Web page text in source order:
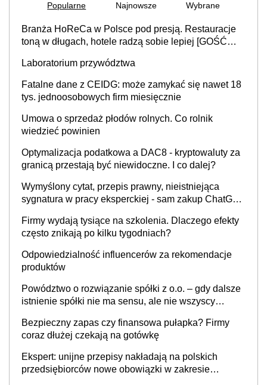
Popularne Najnowsze Wybrane
Branża HoReCa w Polsce pod presją. Restauracje
toną w długach, hotele radzą sobie lepiej [GOŚĆ
Laboratorium przywództwa
Fatalne dane z CEIDG: może zamykać się nawet 18
tys. jednoosobowych firm miesięcznie
Umowa o sprzedaż płodów rolnych. Co rolnik
wiedzieć powinien
Optymalizacja podatkowa a DAC8 - kryptowaluty za
granicą przestają być niewidoczne. I co dalej?
Wymyślony cytat, przepis prawny, nieistniejąca
sygnatura w pracy eksperckiej - sam zakup ChatGPT
Firmy wydają tysiące na szkolenia. Dlaczego efekty
często znikają po kilku tygodniach?
Odpowiedzialność influencerów za rekomendacje
produktów
Powództwo o rozwiązanie spółki z o.o. – gdy dalsze
istnienie spółki nie ma sensu, ale nie wszyscy
Bezpieczny zapas czy finansowa pułapka? Firmy
coraz dłużej czekają na gotówkę
Ekspert: unijne przepisy nakładają na polskich
przedsiębiorców nowe obowiązki w zakresie